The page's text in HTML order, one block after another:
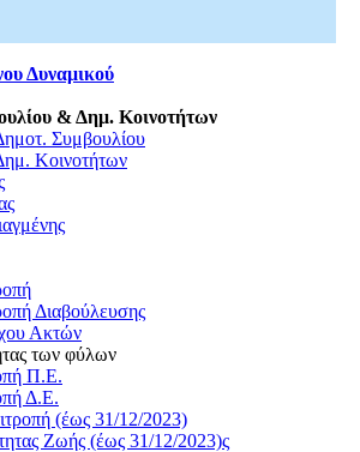
Δυναμικού
& Δημ. Κοινοτήτων
Συμβουλίου
Κοινοτήτων
Διαβούλευσης
Ακτών
των φύλων
Π.Ε.
Δ.Ε.
(έως 31/12/2023)
Ζωής (έως 31/12/2023)ς